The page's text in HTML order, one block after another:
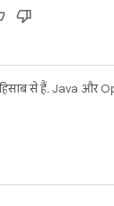
से हैं. Java और